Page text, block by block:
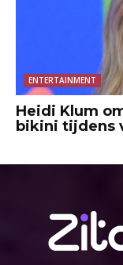
ENTERTAINMENT
Heidi Klum
bikini tijdens